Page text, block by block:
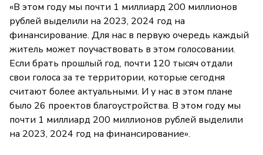
«В этом году мы почти 1 миллиард 200 миллионов
рублей выделили на 2023, 2024 год на
финансирование. Для нас в первую очередь каждый
житель может поучаствовать в этом голосовании.
Если брать прошлый год, почти 120 тысяч отдали
свои голоса за те территории, которые сегодня
считают более актуальными. И у нас в этом плане
было 26 проектов благоустройства. В этом году мы
почти 1 миллиард 200 миллионов рублей выделили
на 2023, 2024 год на финансирование».